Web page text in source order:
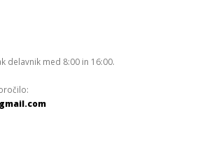
delavnik med 8:00 in 16:00.